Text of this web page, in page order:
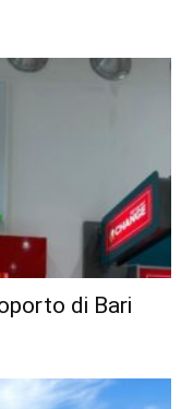
di Bari